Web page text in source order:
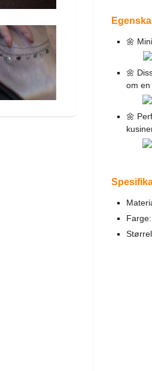
🌼
🌼
om en
🌼